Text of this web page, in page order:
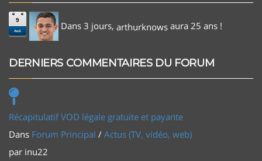
9
Aoû Dans 3 jours, arthurknows aura 25 ans !
DERNIERS COMMENTAIRES DU FORUM
Récapitulatif VOD légale gratuite et payante
Dans Forum Principal / Actus (TV, vidéo, web)
par inu22